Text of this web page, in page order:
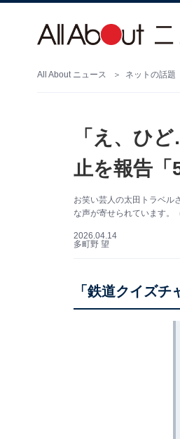
All About ニュース ネットの話題
「え、ひ
止を報告「
お笑い芸人の太田トラベル
な声が寄せられています。
2026.04.14
多町野 望
「鉄道クイズチ